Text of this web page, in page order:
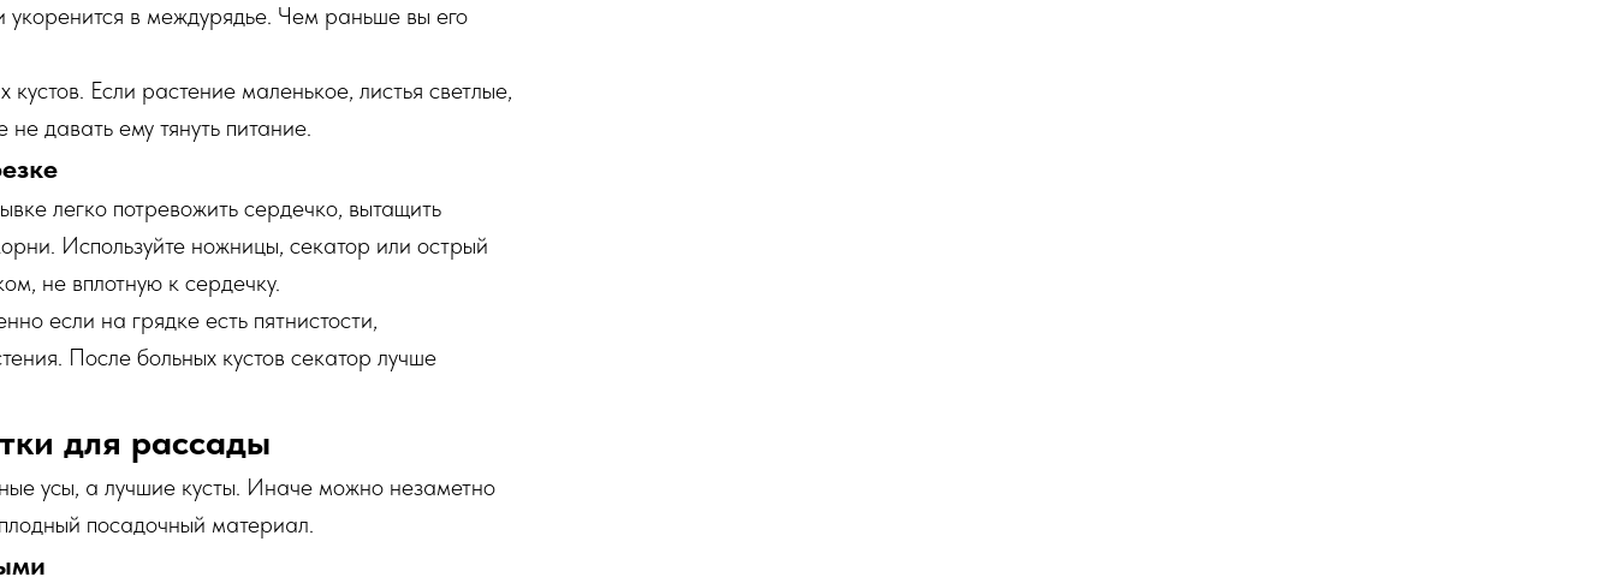
укоренится в междурядье. Чем раньше вы его
Если растение маленькое, листья светлые,
давать ему тянуть питание.
легко потревожить сердечко, вытащить
Используйте ножницы, секатор или острый
не вплотную к сердечку.
если на грядке есть пятнистости,
После больных кустов секатор лучше
для рассады
усы, а лучшие кусты. Иначе можно незаметно
посадочный материал.